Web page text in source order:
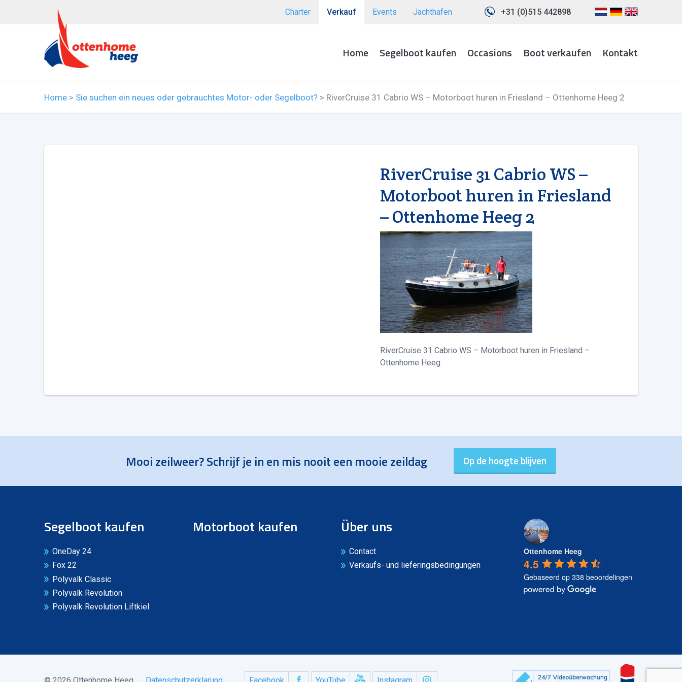
+31 (0)515 442898
Charter Verkauf Events Jachthafen
Home Segelboot kaufen Occasions Boot verkaufen Kontakt
Home > Sie suchen ein neues oder gebrauchtes Motor- oder Segelboot? > RiverCruise 31 Cabrio WS – Motorboot huren in Friesland – Ottenhome Heeg 2
RiverCruise 31 Cabrio WS –
Motorboot huren in Friesland
– Ottenhome Heeg 2
RiverCruise 31 Cabrio WS – Motorboot huren in Friesland –
Ottenhome Heeg
Mooi zeilweer? Schrijf je in en mis nooit een mooie zeildag
Segelboot kaufen
OneDay 24
Fox 22
Polyvalk Classic
Polyvalk Revolution
Polyvalk Revolution Liftkiel
Motorboot kaufen Über uns
Contact
Verkaufs- und lieferingsbedingungen
Ottenhome Heeg
4.5
Gebaseerd op 338 beoordelingen
© 2026 Ottenhome Heeg Datenschutzerklarung